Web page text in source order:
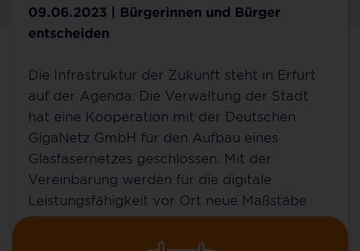
09.06.2023 | Bürgerinnen und Bürger
entscheiden
Die Infrastruktur der Zukunft steht in Erfurt
auf der Agenda: Die Verwaltung der Stadt
hat eine Kooperation mit der Deutschen
GigaNetz GmbH für den Aufbau eines
Glasfasernetzes geschlossen. Mit der
Vereinbarung werden für die digitale
Leistungsfähigkeit vor Ort neue Maßstäbe
gesetzt. Gleichzeitig sind damit die Frage und
Aufforderung an die Einwohnerinnen und
Kontakt für Erfurt
Sie möchten mehr über 100 % Glasfaser bis ins
Zuhause (FTTH), über unsere günstigen MyNet-
Tarife und unsere Zusatzoptionen erfahren? Oder
Sie wollen schon einen Vertrag abschließen?